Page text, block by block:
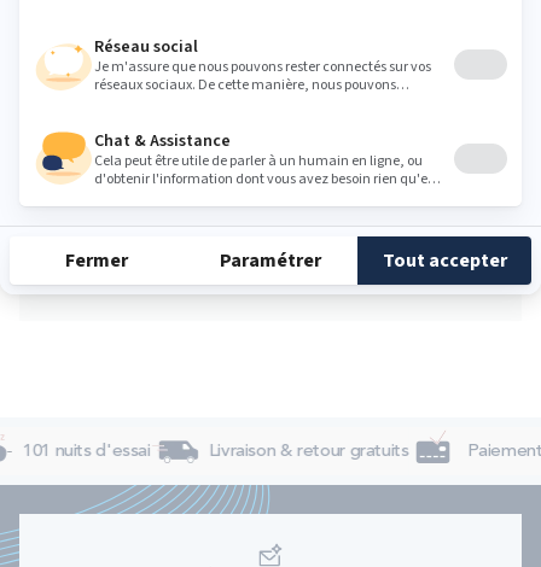
Mardi 14:30 - 19:00
10:00 - 12:30
Jeudi
Vendredi 10:00 - 12:30 14:30 - 19:00
Dimanche
101 nuits d'essai Livraison & retour gratuits